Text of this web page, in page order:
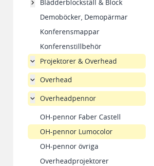
Blädderblockställ & Block
Demoböcker, Demopärmar
Konferensmappar
Konferenstillbehör
Projektorer & Overhead
Overhead
Overheadpennor
OH-pennor Faber Castell
OH-pennor Lumocolor
OH-pennor övriga
Overheadprojektorer